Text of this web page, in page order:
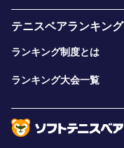
テニスベアランキング
ランキング制度とは
ランキング大会一覧